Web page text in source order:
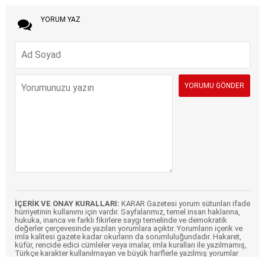
YORUM YAZ
İÇERİK VE ONAY KURALLARI: KARAR Gazetesi yorum sütunları ifade
hürriyetinin kullanımı için vardır. Sayfalarımız, temel insan haklarına,
hukuka, inanca ve farklı fikirlere saygı temelinde ve demokratik
değerler çerçevesinde yazılan yorumlara açıktır. Yorumların içerik ve
imla kalitesi gazete kadar okurların da sorumluluğundadır. Hakaret,
küfür, rencide edici cümleler veya imalar, imla kuralları ile yazılmamış,
Türkçe karakter kullanılmayan ve büyük harflerle yazılmış yorumlar